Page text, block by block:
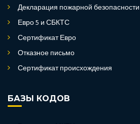
Декларация пожарной безопасности
Евро 5 и СБКТС
Сертификат Евро
Отказное письмо
Сертификат происхождения
БАЗЫ КОДОВ